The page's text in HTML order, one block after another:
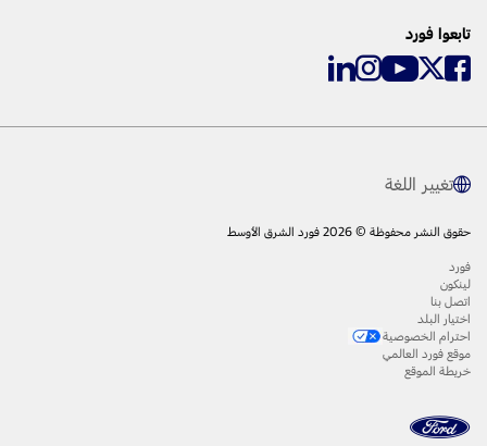
تابعوا فورد
تغيير اللغة
حقوق النشر محفوظة © 2026 فورد الشرق الأوسط
فورد
لينكون
اتصل بنا
اختيار البلد
احترام الخصوصية
موقع فورد العالمي
خريطة الموقع